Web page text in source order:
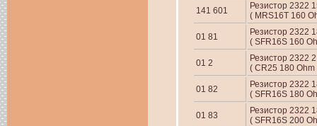
141 601
Резистор 2322
( MRS16T 160
01 81
Резистор 2322
( SFR16S 160
01 2
Резистор 2322
( CR25 180
01 82
Резистор 2322
( SFR16S 180
01 83
Резистор 2322
( SFR16S 200